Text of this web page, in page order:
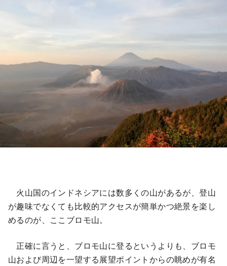
火山国のインドネシアには数多くの山があるが、登山
が趣味でなくても比較的アクセスが簡単かつ絶景を楽し
めるのが、ここブロモ山。
正確に言うと、ブロモ山に登るというよりも、ブロモ
山および周辺を一望する展望ポイントからの眺めが有名